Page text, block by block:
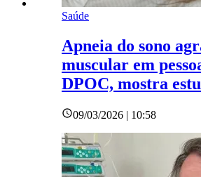
Saúde
Apneia do sono
muscular em
DPOC, mostra
09/03/2026 | 10:58